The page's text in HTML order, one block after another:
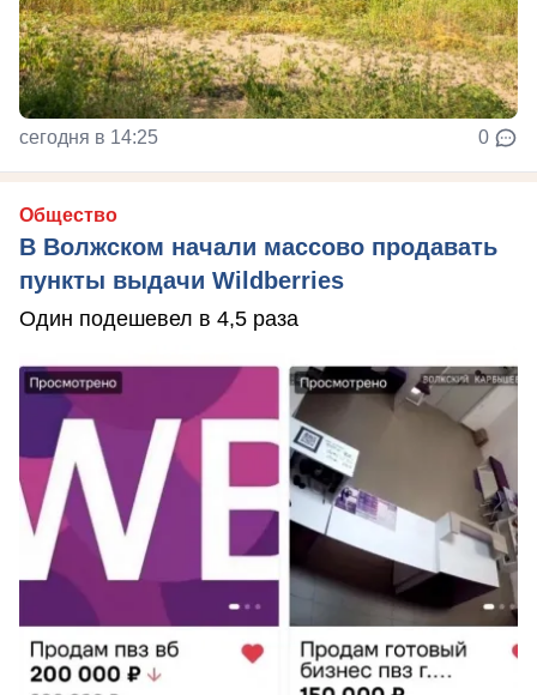
сегодня в 14:25 0
Общество
В Волжском начали массово продавать
пункты выдачи Wildberries
Один подешевел в 4,5 раза